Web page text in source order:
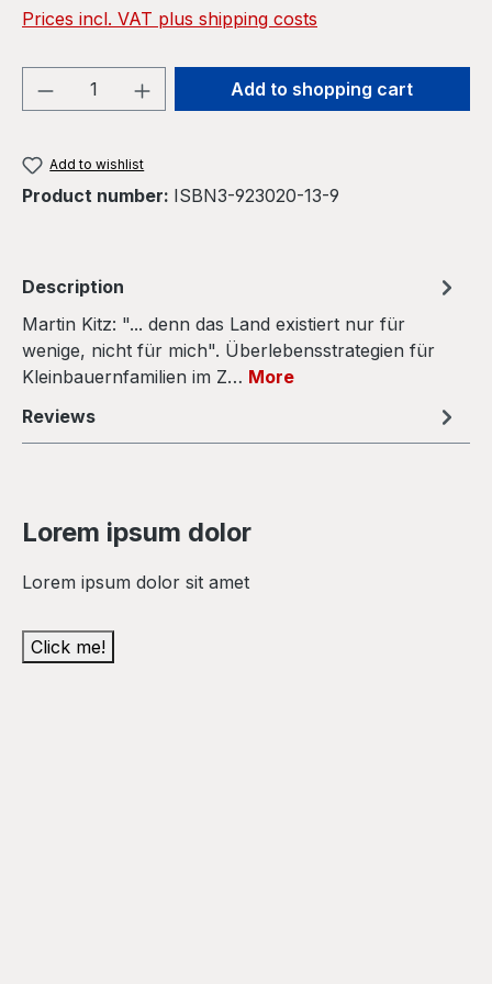
Prices incl. VAT plus shipping costs
Product Quantity: Enter the desired
Add to shopping cart
Add to wishlist
Product number: ISBN3-923020-13-9
Description
Martin Kitz: "... denn das Land existiert nur für
wenige, nicht für mich". Überlebensstrategien für
Kleinbauernfamilien im Z… More
Reviews
Lorem ipsum dolor
Lorem ipsum dolor sit amet
Click me!